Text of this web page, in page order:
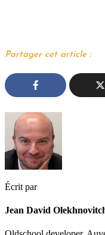
Partager cet article :
Écrit par
Jean David